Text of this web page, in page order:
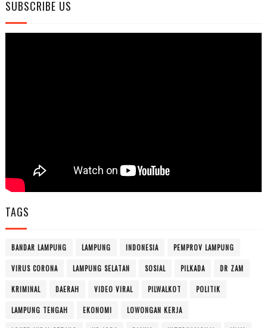
SUBSCRIBE US
TAGS
BANDAR LAMPUNG LAMPUNG INDONESIA PEMPROV LAMPUNG
VIRUS CORONA LAMPUNG SELATAN SOSIAL PILKADA DR ZAM
KRIMINAL DAERAH VIDEO VIRAL PILWALKOT POLITIK
LAMPUNG TENGAH EKONOMI LOWONGAN KERJA